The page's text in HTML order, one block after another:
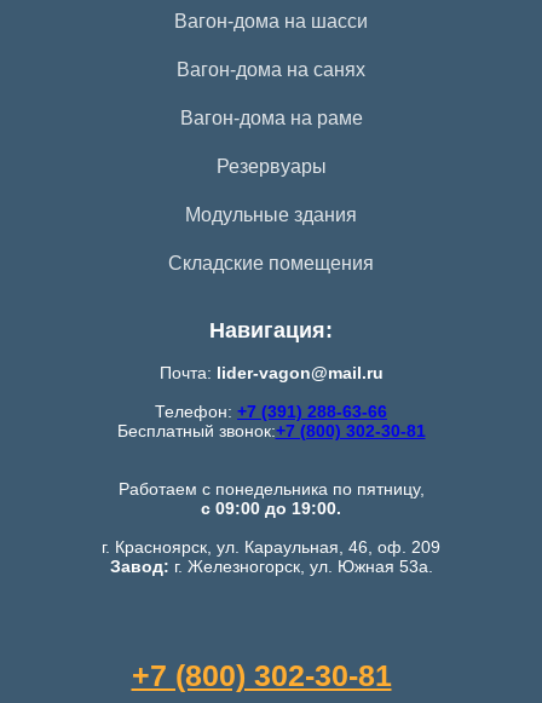
+7 (800) 302-30-81
Почта: lider-vagon@mail.ru
Телефон: +7 (391) 288-63-66
Бесплатный звонок:+7 (800) 302-30-81
Работаем с понедельника по пятницу,
с 09:00 до 19:00.
г. Красноярск, ул. Караульная, 46, оф. 209
Завод: г. Железногорск, ул. Южная 53а.
Навигация:
Вагон-дома на шасси
Вагон-дома на раме
Вагон-дома на санях
Резервуары
Модульные здания
Складские помещения